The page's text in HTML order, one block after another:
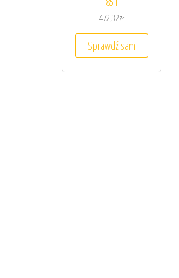
472,32zł
Sprawdź sam